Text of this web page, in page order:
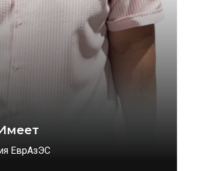
ЕврАзЭС